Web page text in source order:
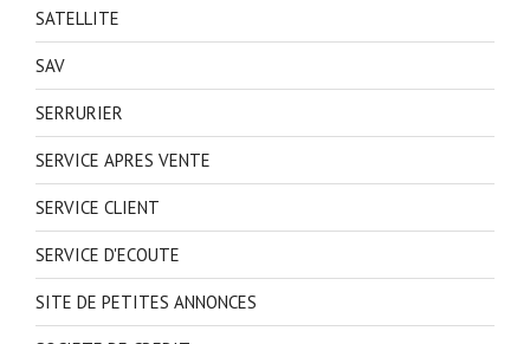
SATELLITE
SAV
SERRURIER
SERVICE APRES VENTE
SERVICE CLIENT
SERVICE D'ECOUTE
SITE DE PETITES ANNONCES